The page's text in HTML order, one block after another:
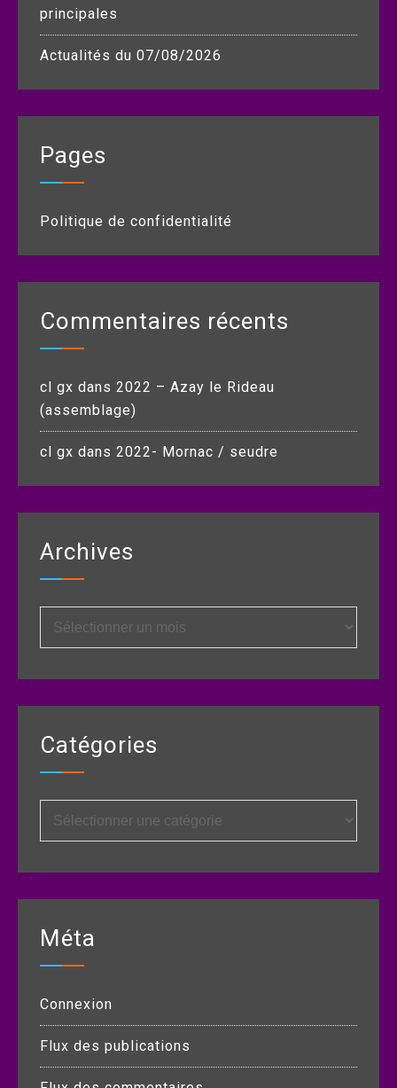
principales
Actualités du 07/08/2026
Pages
Politique de confidentialité
Commentaires récents
cl gx dans 2022 – Azay le Rideau
(assemblage)
cl gx dans 2022- Mornac / seudre
Archives
Catégories
Méta
Connexion
Flux des publications